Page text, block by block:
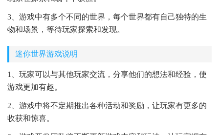
3、游戏中有多个不同的世界，每个世界都有自己独特的生
物和场景，等待玩家探索和发现。
迷你世界游戏说明
1、玩家可以与其他玩家交流，分享他们的想法和经验，使
游戏更加有趣。
2、游戏中将不定期推出各种活动和奖励，让玩家有更多的
收获和惊喜。